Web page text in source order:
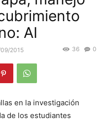
AI
2015 0
36
en la investigación
de los estudiantes